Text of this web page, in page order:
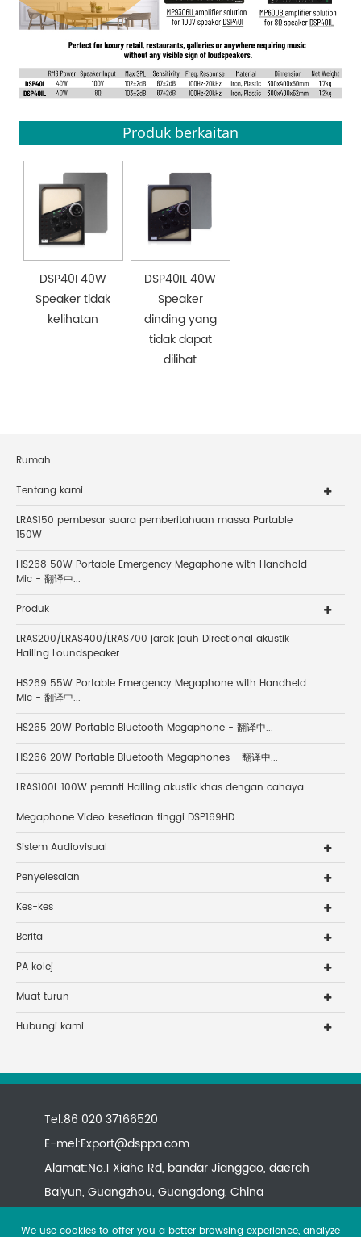
Produk berkaitan
DSP40I 40W
Speaker tidak
kelihatan
DSP40IL 40W
Speaker
dinding yang
tidak dapat
dilihat
Rumah
Tentang kami
LRAS150 pembesar suara pemberitahuan massa Partable
150W
HS268 50W Portable Emergency Megaphone with Handhold
Mic - 翻译中...
Produk
LRAS200/LRAS400/LRAS700 jarak jauh Directional akustik
Hailing Loundspeaker
HS269 55W Portable Emergency Megaphone with Handheld
Mic - 翻译中...
HS265 20W Portable Bluetooth Megaphone - 翻译中...
HS266 20W Portable Bluetooth Megaphones - 翻译中...
LRAS100L 100W peranti Hailing akustik khas dengan cahaya
Megaphone Video kesetiaan tinggi DSP169HD
Sistem Audiovisual
Penyelesaian
Kes-kes
Berita
PA kolej
Muat turun
Hubungi kami
Tel:86 020 37166520
E-mel:Export@dsppa.com
Alamat:No.1 Xiahe Rd, bandar Jianggao, daerah
Baiyun, Guangzhou, Guangdong, China
We use cookies to offer you a better browsing experience, analyze